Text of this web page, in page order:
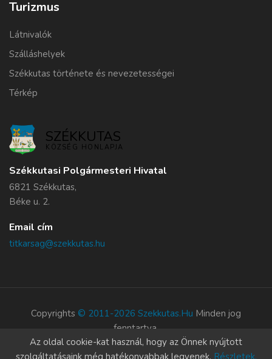
Turizmus
Látnivalók
Szálláshelyek
Székkutas története és nevezetességei
Térkép
SZÉKKUTAS
KÖZSÉG HONLAPJA
Székkutasi Polgármesteri Hivatal
6821 Székkutas,
Béke u. 2.
Email cím
titkarsag@szekkutas.hu
Copyrights © 2011-2026 Szekkutas.hu Minden jog
fenntartva.
Süti szabályzat
Az oldal cookie-kat használ, hogy az Önnek nyújtott
szolgáltatásaink még hatékonyabbak legyenek. Részletek.